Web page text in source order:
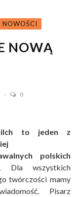
NOWĄ
0
to jeden z
polskich
Dla wszystkich
twórczości mamy
Pisarz